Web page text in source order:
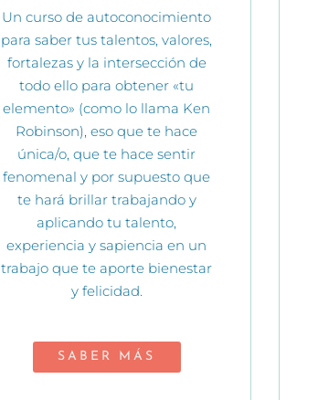
Un curso de autoconocimiento
para saber tus talentos, valores,
fortalezas y la intersección de
todo ello para obtener «tu
elemento» (como lo llama Ken
Robinson), eso que te hace
única/o, que te hace sentir
fenomenal y por supuesto que
te hará brillar trabajando y
aplicando tu talento,
experiencia y sapiencia en un
trabajo que te aporte bienestar
y felicidad.
SABER MÁS